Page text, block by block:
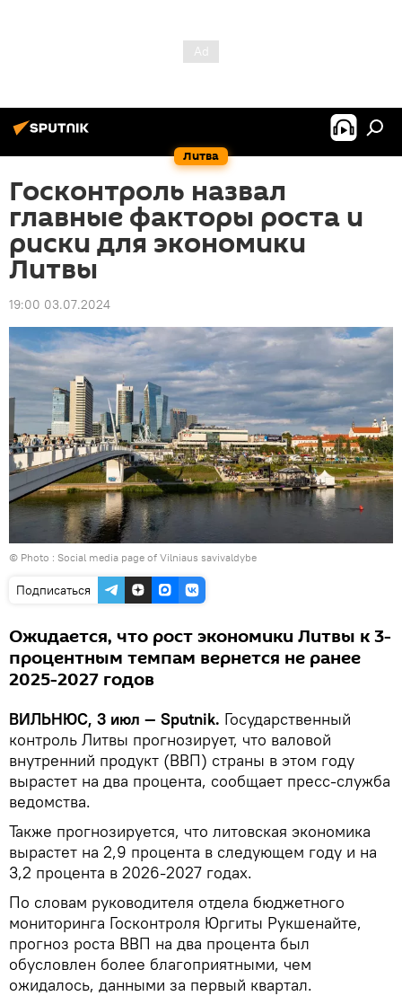
Литва
Госконтроль назвал
главные факторы роста и
риски для экономики
Литвы
19:00 03.07.2024
© Photo : Social media page of Vilniaus savivaldybe
Подписаться
Ожидается, что рост экономики Литвы к 3-
процентным темпам вернется не ранее
2025-2027 годов
ВИЛЬНЮС, 3 июл — Sputnik. Государственный
контроль Литвы прогнозирует, что валовой
внутренний продукт (ВВП) страны в этом году
вырастет на два процента, сообщает пресс-служба
ведомства.
Также прогнозируется, что литовская экономика
вырастет на 2,9 процента в следующем году и на
3,2 процента в 2026-2027 годах.
По словам руководителя отдела бюджетного
мониторинга Госконтроля Юргиты Рукшенайте,
прогноз роста ВВП на два процента был
обусловлен более благоприятными, чем
ожидалось, данными за первый квартал.